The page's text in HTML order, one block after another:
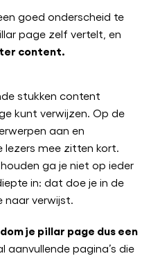
goed onderscheid te
page zelf vertelt, en
content.
stukken content
kunt verwijzen. Op de
aan en
lezers mee zitten kort.
ga je niet op ieder
in: dat doe je in de
naar verwijst.
je pillar page dus een
aanvullende pagina’s die